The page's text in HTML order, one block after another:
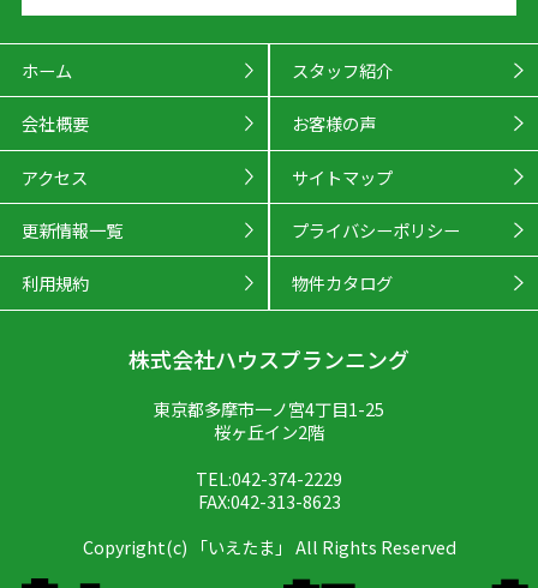
ホーム スタッフ紹介
会社概要 お客様の声
アクセス サイトマップ
更新情報一覧 プライバシーポリシー
利用規約 物件カタログ
株式会社ハウスプランニング
東京都多摩市一ノ宮4丁目1-25
桜ヶ丘イン2階
TEL:042-374-2229
FAX:042-313-8623
Copyright(c) 「いえたま」 All Rights Reserved